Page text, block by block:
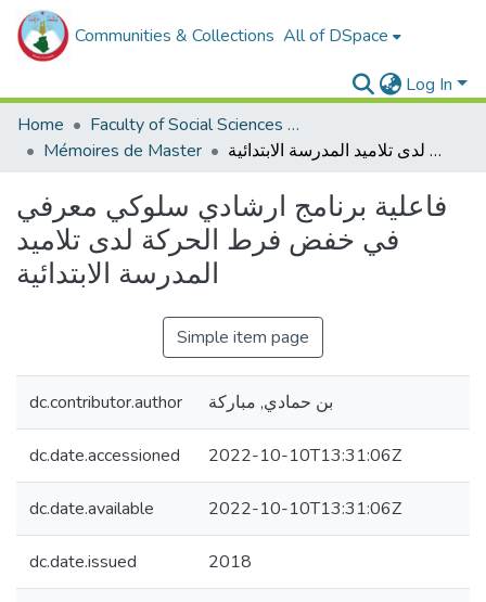
Communities & Collections All of DSpace
Log In
Home
Faculty of Social Sciences and Humanities
Mémoires de Master
فاعلية برنامج ارشادي سلوكي معرفي في خفض فرط الحركة لدى تلاميد المدرسة الابتدائية
فاعلية برنامج ارشادي سلوكي معرفي
في خفض فرط الحركة لدى تلاميد
المدرسة الابتدائية
Simple item page
dc.contributor.author بن حمادي, مباركة
dc.date.accessioned 2022-10-10T13:31:06Z
dc.date.available 2022-10-10T13:31:06Z
dc.date.issued 2018